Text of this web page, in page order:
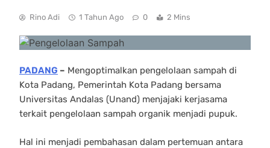
Rino Adi 1 Tahun Ago 0 2 Mins
PADANG – Mengoptimalkan pengelolaan sampah di
Kota Padang, Pemerintah Kota Padang bersama
Universitas Andalas (Unand) menjajaki kerjasama
terkait pengelolaan sampah organik menjadi pupuk.
Hal ini menjadi pembahasan dalam pertemuan antara